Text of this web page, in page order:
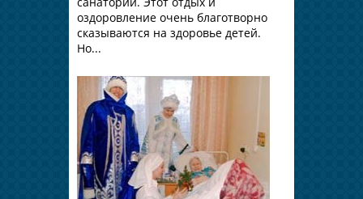
оздоровление очень благотворно
сказываются на здоровье детей.
Но...